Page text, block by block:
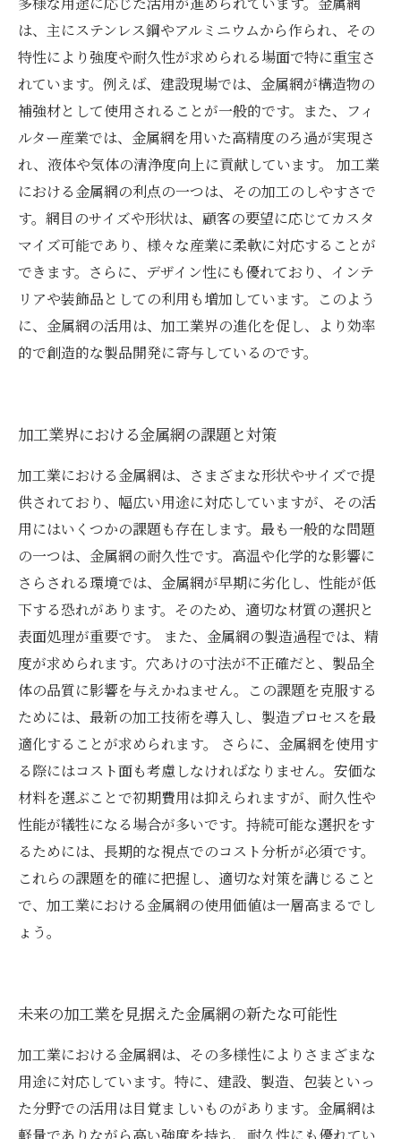
は、主にステンレス鋼やアルミニウムから作られ、その
特性により強度や耐久性が求められる場面で特に重宝さ
れています。例えば、建設現場では、金属網が構造物の
補強材として使用されることが一般的です。また、フィ
ルター産業では、金属網を用いた高精度のろ過が実現さ
れ、液体や気体の清浄度向上に貢献しています。 加工業
における金属網の利点の一つは、その加工のしやすさで
す。網目のサイズや形状は、顧客の要望に応じてカスタ
マイズ可能であり、様々な産業に柔軟に対応することが
できます。さらに、デザイン性にも優れており、インテ
リアや装飾品としての利用も増加しています。このよう
に、金属網の活用は、加工業界の進化を促し、より効率
的で創造的な製品開発に寄与しているのです。
加工業界における金属網の課題と対策
加工業における金属網は、さまざまな形状やサイズで提
供されており、幅広い用途に対応していますが、その活
用にはいくつかの課題も存在します。最も一般的な問題
の一つは、金属網の耐久性です。高温や化学的な影響に
さらされる環境では、金属網が早期に劣化し、性能が低
下する恐れがあります。そのため、適切な材質の選択と
表面処理が重要です。 また、金属網の製造過程では、精
度が求められます。穴あけの寸法が不正確だと、製品全
体の品質に影響を与えかねません。この課題を克服する
ためには、最新の加工技術を導入し、製造プロセスを最
適化することが求められます。 さらに、金属網を使用す
る際にはコスト面も考慮しなければなりません。安価な
材料を選ぶことで初期費用は抑えられますが、耐久性や
性能が犠牲になる場合が多いです。持続可能な選択をす
るためには、長期的な視点でのコスト分析が必須です。
これらの課題を的確に把握し、適切な対策を講じること
で、加工業における金属網の使用価値は一層高まるでし
ょう。
未来の加工業を見据えた金属網の新たな可能性
加工業における金属網は、その多様性によりさまざまな
用途に対応しています。特に、建設、製造、包装といっ
た分野での活用は目覚ましいものがあります。金属網は